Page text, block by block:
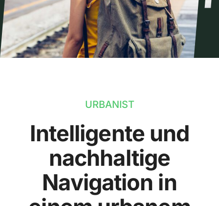
URBANIST
Intelligente und
nachhaltige
Navigation in